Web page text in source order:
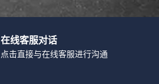
在线客服对话
点击直接与在线客服进行沟通